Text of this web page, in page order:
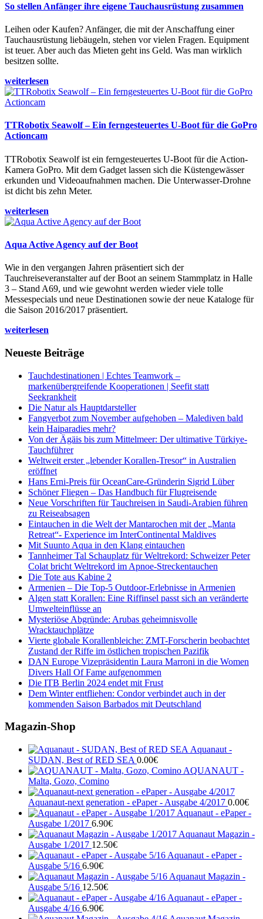
So stellen Anfänger ihre eigene Tauchausrüstung zusammen
Leihen oder Kaufen? Anfänger, die mit der Anschaffung einer
Tauchausrüstung liebäugeln, stehen vor vielen Fragen. Equipment
ist teuer. Aber auch das Mieten geht ins Geld. Was man wirklich
besitzen sollte.
weiterlesen
TTRobotix Seawolf – Ein ferngesteuertes U-Boot für die GoPro
Actioncam
TTRobotix Seawolf ist ein ferngesteuertes U-Boot für die Action-
Kamera GoPro. Mit dem Gadget lassen sich die Küstengewässer
erkunden und Videoaufnahmen machen. Die Unterwasser-Drohne
ist dicht bis zehn Meter.
weiterlesen
Aqua Active Agency auf der Boot
Wie in den vergangen Jahren präsentiert sich der
Tauchreiseveranstalter auf der Boot an seinem Stammplatz in Halle
3 – Stand A69, und wie gewohnt werden wieder viele tolle
Messespecials und neue Destinationen sowie der neue Kataloge für
die Saison 2016/2017 präsentiert.
weiterlesen
Neueste Beiträge
Tauchdestinationen | Echtes Teamwork –
markenübergreifende Kooperationen | Seefit statt
Seekrankheit
Die Natur als Hauptdarsteller
Fangverbot zum November aufgehoben – Malediven bald
kein Haiparadies mehr?
Von der Ägäis bis zum Mittelmeer: Der ultimative Türkiye-
Tauchführer
Weltweit erster „lebender Korallen-Tresor“ in Australien
eröffnet
Hans Erni-Preis für OceanCare-Gründerin Sigrid Lüber
Schöner Fliegen – Das Handbuch für Flugreisende
Neue Vorschriften für Tauchreisen in Saudi-Arabien führen
zu Reiseabsagen
Eintauchen in die Welt der Mantarochen mit der „Manta
Retreat“- Experience im InterContinental Maldives
Mit Suunto Aqua in den Klang eintauchen
Tannheimer Tal Schauplatz für Weltrekord: Schweizer Peter
Colat bricht Weltrekord im Apnoe-Streckentauchen
Die Tote aus Kabine 2
Armenien – Die Top-5 Outdoor-Erlebnisse in Armenien
Algen statt Korallen: Eine Riffinsel passt sich an veränderte
Umwelteinflüsse an
Mysteriöse Abgründe: Arubas geheimnisvolle
Wracktauchplätze
Vierte globale Korallenbleiche: ZMT-Forscherin beobachtet
Zustand der Riffe im östlichen tropischen Pazifik
DAN Europe Vizepräsidentin Laura Marroni in die Women
Divers Hall Of Fame aufgenommen
Die ITB Berlin 2024 endet mit Frust
Dem Winter entfliehen: Condor verbindet auch in der
kommenden Saison Barbados mit Deutschland
Magazin-Shop
Aquanaut -
SUDAN, Best of RED SEA 0.00€
AQUANAUT -
Malta, Gozo, Comino
Aquanaut-next generation - ePaper - Ausgabe 4/2017 0.00€
Aquanaut - ePaper -
Ausgabe 1/2017 6.90€
Aquanaut Magazin -
Ausgabe 1/2017 12.50€
Aquanaut - ePaper -
Ausgabe 5/16 6.90€
Aquanaut Magazin -
Ausgabe 5/16 12.50€
Aquanaut - ePaper -
Ausgabe 4/16 6.90€